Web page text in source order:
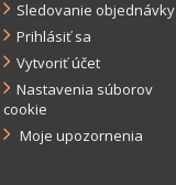
Sledovanie objednávky
Prihlásiť sa
Vytvoriť účet
Nastavenia súborov
cookie
Moje upozornenia